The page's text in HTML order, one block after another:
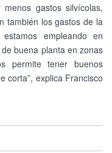
gastos silvícolas,
también los gastos de la
empleando en
buena planta en zonas
permite tener buenos
corta”, explica Francisco